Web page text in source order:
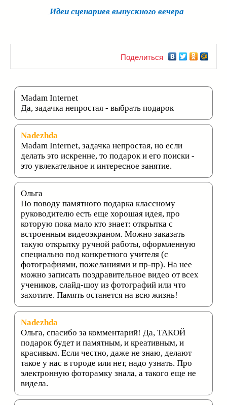
Идеи сценариев выпускного вечера
Поделиться
Madam Internet
Да, задачка непростая - выбрать подарок
Nadezhda
Madam Internet, задачка непростая, но если
делать это искренне, то подарок и его поиски -
это увлекательное и интересное занятие.
Ольга
По поводу памятного подарка классному
руководителю есть еще хорошая идея, про
которую пока мало кто знает: открытка с
встроенным видеоэкраном. Можно заказать
такую открытку ручной работы, оформленную
специально под конкретного учителя (с
фотографиями, пожеланиями и пр-пр). На нее
можно записать поздравительное видео от всех
учеников, слайд-шоу из фотографий или что
захотите. Память останется на всю жизнь!
Nadezhda
Ольга, спасибо за комментарий! Да, ТАКОЙ
подарок будет и памятным, и креативным, и
красивым. Если честно, даже не знаю, делают
такое у нас в городе или нет, надо узнать. Про
электронную фоторамку знала, а такого еще не
видела.